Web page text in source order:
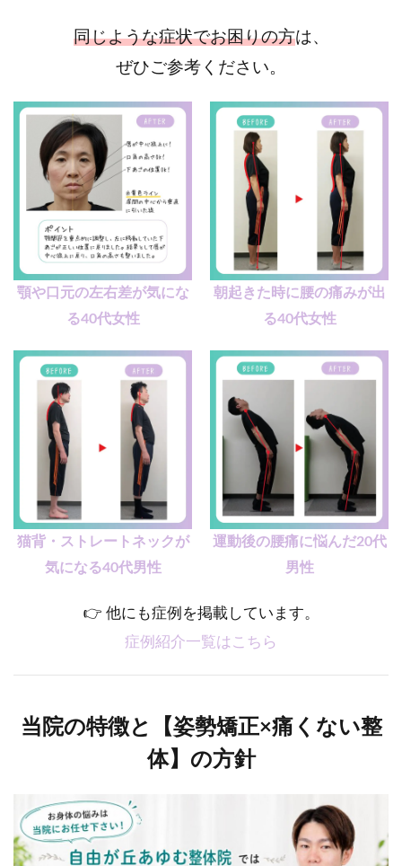
同じような症状でお困りの方は、
ぜひご参考ください。
顎や口元の左右差が気にな
る40代女性
朝起きた時に腰の痛みが出
る40代女性
猫背・ストレートネックが
気になる40代男性
運動後の腰痛に悩んだ20代
男性
👉 他にも症例を掲載しています。
症例紹介一覧はこちら
当院の特徴と【姿勢矯正×痛くない整
体】の方針